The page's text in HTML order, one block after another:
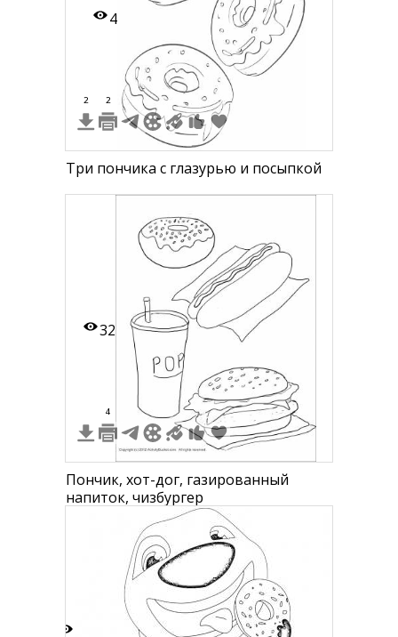
4
2 2
Три пончика с глазурью и посыпкой
32
4
Пончик, хот-дог, газированный
напиток, чизбургер